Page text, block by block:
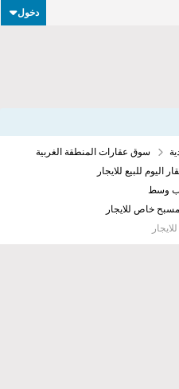
دخول
سوق عقارات المنطقة الغربية
للبيع للايجار
وسط
خاص للايجار